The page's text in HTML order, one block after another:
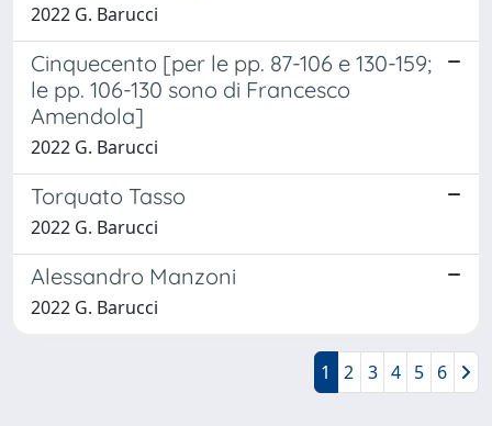
2022 G. Barucci
Cinquecento [per le pp. 87-106 e 130-159;
le pp. 106-130 sono di Francesco
Amendola]
2022 G. Barucci
Torquato Tasso
2022 G. Barucci
Alessandro Manzoni
2022 G. Barucci
1 2 3 4 5 6